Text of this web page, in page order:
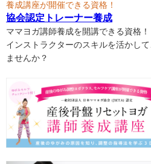
養成講座が開催できる資格！
協会認定トレーナー養成
ママヨガ講師養成を開講できる資格！
インストラクターのスキルを活かし
ませんか？